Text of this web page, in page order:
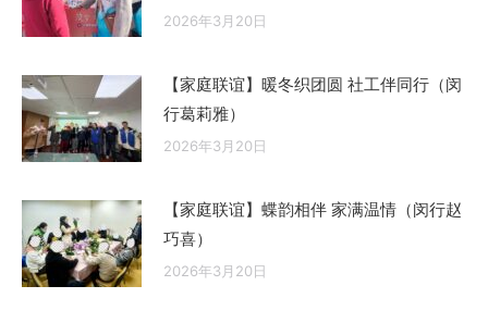
2026年3月20日
【家庭联谊】暖冬织团圆 社工伴同行（闵
行葛莉雅）
2026年3月20日
【家庭联谊】蝶韵相伴 家满温情（闵行赵
巧喜）
2026年3月20日